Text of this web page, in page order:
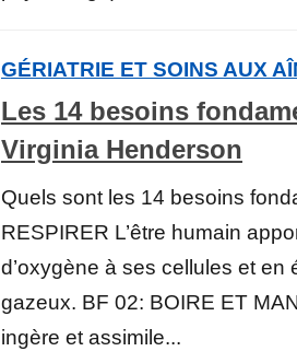
GÉRIATRIE ET SOINS AUX
Les 14 besoins
Virginia Henderson
Quels sont les 14 besoins
RESPIRER L’être humain
d’oxygène à ses cellules et en
gazeux. BF 02: BOIRE ET
ingère et assimile...